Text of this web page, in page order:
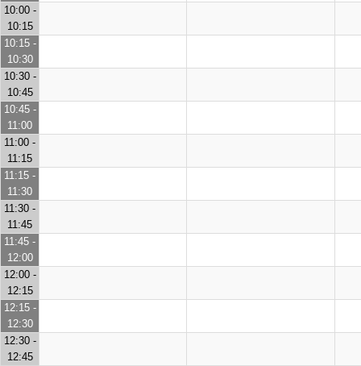
10:00 -
10:15
10:15 -
10:30
10:30 -
10:45
10:45 -
11:00
11:00 -
11:15
11:15 -
11:30
11:30 -
11:45
11:45 -
12:00
12:00 -
12:15
12:15 -
12:30
12:30 -
12:45